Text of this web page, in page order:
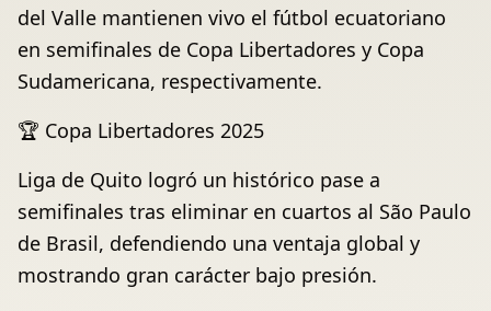
del Valle mantienen vivo el fútbol ecuatoriano
en semifinales de Copa Libertadores y Copa
Sudamericana, respectivamente.
🏆 Copa Libertadores 2025
Liga de Quito logró un histórico pase a
semifinales tras eliminar en cuartos al São Paulo
de Brasil, defendiendo una ventaja global y
mostrando gran carácter bajo presión.